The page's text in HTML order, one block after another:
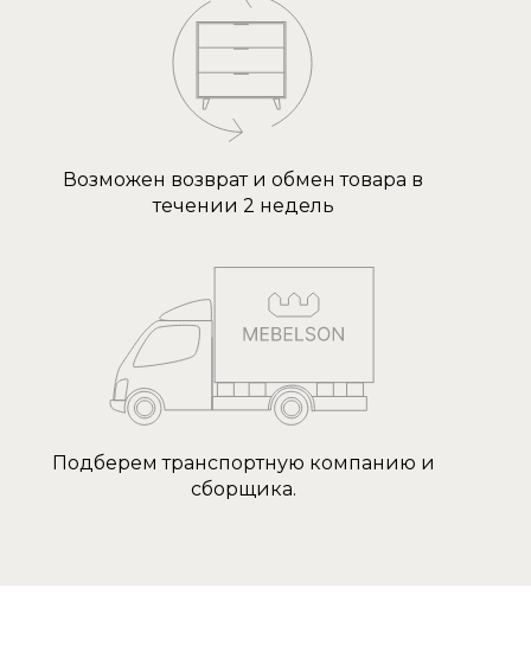
Возможен возврат и обмен товара в
течении 2 недель
Подберем транспортную компанию и
сборщика.